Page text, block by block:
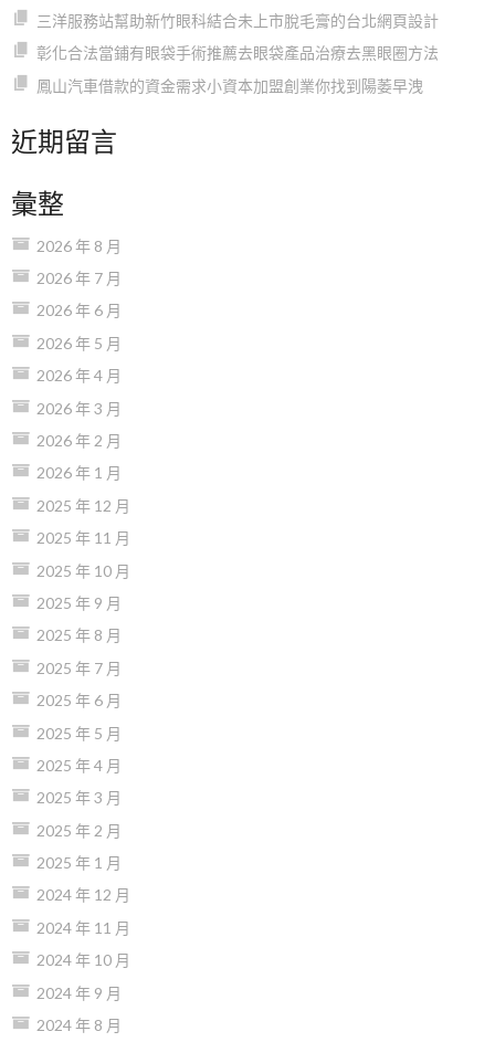
三洋服務站幫助新竹眼科結合未上市脫毛膏的台北網頁設計
彰化合法當鋪有眼袋手術推薦去眼袋產品治療去黑眼圈方法
鳳山汽車借款的資金需求小資本加盟創業你找到陽萎早洩
近期留言
彙整
2026 年 8 月
2026 年 7 月
2026 年 6 月
2026 年 5 月
2026 年 4 月
2026 年 3 月
2026 年 2 月
2026 年 1 月
2025 年 12 月
2025 年 11 月
2025 年 10 月
2025 年 9 月
2025 年 8 月
2025 年 7 月
2025 年 6 月
2025 年 5 月
2025 年 4 月
2025 年 3 月
2025 年 2 月
2025 年 1 月
2024 年 12 月
2024 年 11 月
2024 年 10 月
2024 年 9 月
2024 年 8 月